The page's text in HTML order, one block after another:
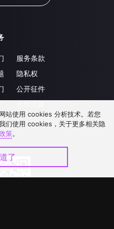
服务条款
隐私权
公开征件
站使用 cookies 分析技术。若您
们使用 cookies，关于更多相关隐
策。
了